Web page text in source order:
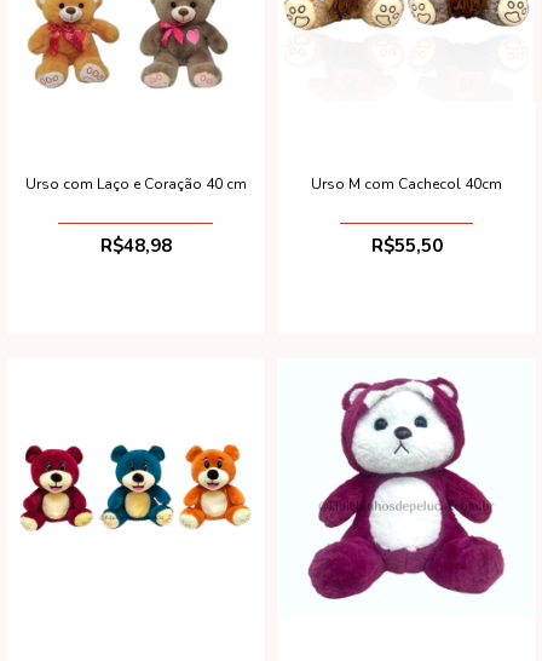
Urso com Laço e Coração 40 cm
R$48,98
Urso M com Cachecol 40cm
R$55,50